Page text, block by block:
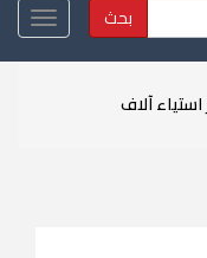
بحث
آلاف